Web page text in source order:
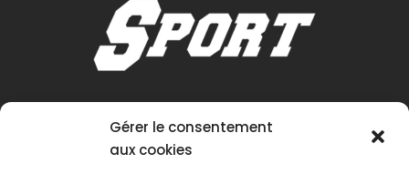
Gérer le consentement
aux cookies